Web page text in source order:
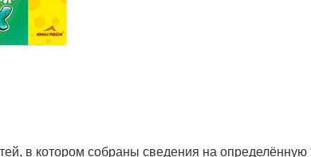
в котором собраны сведения на определённую